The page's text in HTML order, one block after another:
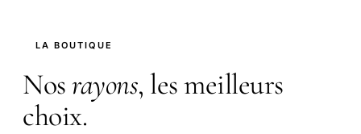
LA BOUTIQUE
Nosrayons, les meilleurs
choix.